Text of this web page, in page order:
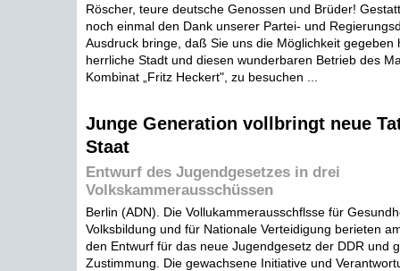
Röscher, teure deutsche Genossen und Brüder!
noch einmal den Dank unserer Partei- und
Ausdruck bringe, daß Sie uns die Möglichkeit gegeben
herrliche Stadt und diesen wunderbaren Betrieb des
Kombinat „Fritz Heckert", zu besuchen ...
Junge Generation vollbringt neue
Staat
Entwurf des Jugendgesetzes in drei
Volkskammerausschüssen
Berlin (ADN). Die Vollukammerausschflsse für
Volksbildung und für Nationale Verteidigung berieten
den Entwurf für das neue Jugendgesetz der DDR und
Zustimmung. Die gewachsene Initiative und